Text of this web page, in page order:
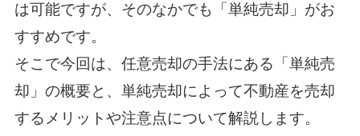
は可能ですが、そのなかでも「単純売却」がお
すすめです。
そこで今回は、任意売却の手法にある「単純売
却」の概要と、単純売却によって不動産を売却
するメリットや注意点について解説します。